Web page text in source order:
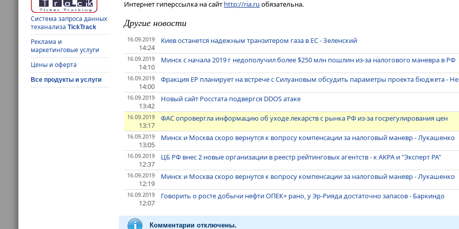
Система запроса данных
теханализаTickTrack
Реклама и
маркетинговые услуги
Цены и оферта
Все продукты и услуги
Интернет гиперссылка на сайт http://ria.ru обязательна.
Другие новости
16.09.2019
14:24
Киев останется надежным транзитером газа в ЕС - Зеленский
16.09.2019
14:10
Минск с начала 2019 г недополучил более $250 млн пошлин из-за налогового маневра в РФ
16.09.2019
14:00
Фракция ЕР планирует на встрече с Силуановым обсудить параметры проекта бюджета -
16.09.2019
13:42
Новый сайт Росстата подвергся DDOS атаке
16.09.2019
13:17
ФАС опровергла информацию об уходе лекарств с рынка РФ из-за госрегулирования цен
16.09.2019
13:05
Минск и Москва скоро вернутся к вопросу компенсации за налоговый маневр - Лукашенко
16.09.2019
12:37
ЦБ РФ внес 2 новые организации в реестр рейтинговых агентств - к АКРА и "Эксперт РА"
16.09.2019
12:19
Минск и Москва скоро вернутся к вопросу компенсации за налоговый маневр - Лукашенко
16.09.2019
12:07
Говорить о росте добычи нефти ОПЕК+ рано, у Эр-Рияда достаточно запасов - Баркиндо
Комментарии отключены.